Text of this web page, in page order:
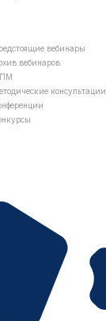
вебинары
вебинаров
консультации